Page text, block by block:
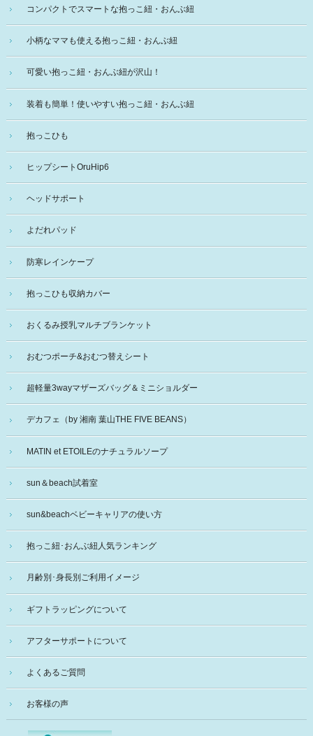
コンパクトでスマートな抱っこ紐・おんぶ紐
小柄なママも使える抱っこ紐・おんぶ紐
可愛い抱っこ紐・おんぶ紐が沢山！
装着も簡単！使いやすい抱っこ紐・おんぶ紐
抱っこひも
ヒップシートOruHip6
ヘッドサポート
よだれパッド
防寒レインケープ
抱っこひも収納カバー
おくるみ授乳マルチブランケット
おむつポーチ&おむつ替えシート
超軽量3wayマザーズバッグ＆ミニショルダー
デカフェ（by 湘南 葉山THE FIVE BEANS）
MATIN et ETOILEのナチュラルソープ
sun＆beach試着室
sun&beachベビーキャリアの使い方
抱っこ紐･おんぶ紐人気ランキング
月齢別･身長別ご利用イメージ
ギフトラッピングについて
アフターサポートについて
よくあるご質問
お客様の声